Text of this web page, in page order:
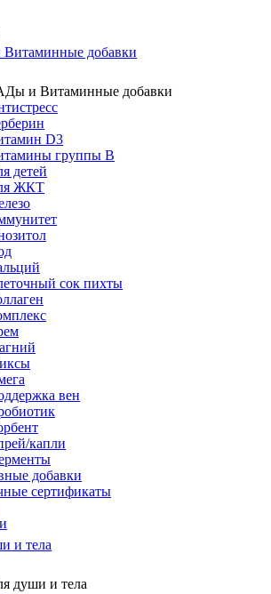
добавки
и Витаминные добавки
D3
группы B
детей
ЖКТ
сок пихты
вен
капли
добавки
сертификаты
и тела
души и тела